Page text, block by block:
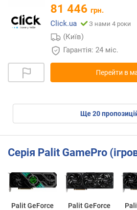
81 446 грн.
Click.ua
З нами 4 роки
(Київ)
Гарантія: 24 міс.
Перейти в
ще20
Серія Palit GamePro
Palit GeForce
Palit GeForce